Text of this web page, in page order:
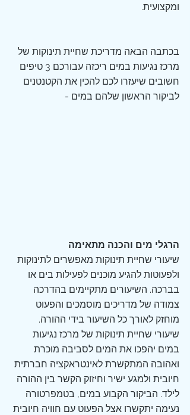
ומקצועית.
בכתבה הבאה מדריכת שחיית תינוקות של
מרכז נגיעות במים ריכזה עבורכם 3 טיפים
חשובים שיעזרו לכם להכין את הקטנטנים
לביקור הראשון שלהם במים -
הרגלי מים והכנה מתאימה
שיעורי שחיית תינוקות מאפשרים לתינוקות
ולפעוטות להגיע מוכנים לפעילות בים או
בברכה. השיעורים מתקיימים בהדרכה
צמודה של מדריכים מוסמכים והפעוט
מוחזק לאורך כל השיעור בידי ההורה.
שיעורי שחיית תינוקות של מרכז נגיעות
במים יהפכו את המים לסביבה מוכרת
ואהובה המתקשרת לאינטראקציה חברתית
חיובית ולמגע ישיר וחיזוק הקשר בין ההורה
לילד. הביקור הקבוע במים, בטמפרטורה
נעימה יתקשרו אצל הפעוט עם חוויה חיובית